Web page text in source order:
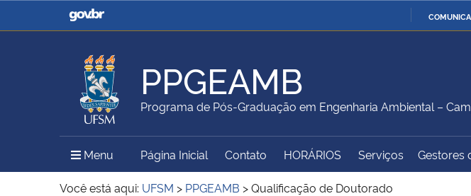
Casa Civil
Ministério da Justiça e
Ministério da Defesa
Ministério da Agricultura,
Pecuária e Abastecimento
Ministério da Educação
Ministério do Meio Ambiente Ministério do Turismo
Ministério do
Desenvolvimento Regional
PPGEAMB
Programa de Pós-Graduação em Engenharia Ambiental –
Menu Menu Principal do Sítio
Página Inicial Contato HORÁRIOS Serviços Gestores
Você está aqui: UFSM > PPGEAMB >Qualificação de Doutorado